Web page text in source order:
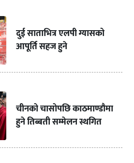
दुई साताभित्र एलपी ग्यासको
आपूर्ति सहज हुने
चीनको चासोपछि काठमाण्डौमा
हुने तिब्बती सम्मेलन स्थगित